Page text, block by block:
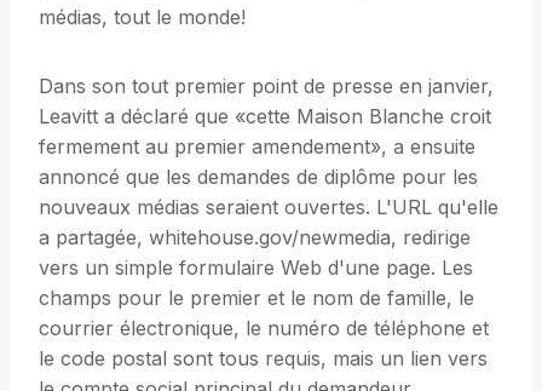
médias, tout le monde!
Dans son tout premier point de presse en janvier,
Leavitt a déclaré que «cette Maison Blanche croit
fermement au premier amendement», a ensuite
annoncé que les demandes de diplôme pour les
nouveaux médias seraient ouvertes. L'URL qu'elle
a partagée, whitehouse.gov/newmedia, redirige
vers un simple formulaire Web d'une page. Les
champs pour le premier et le nom de famille, le
courrier électronique, le numéro de téléphone et
le code postal sont tous requis, mais un lien vers